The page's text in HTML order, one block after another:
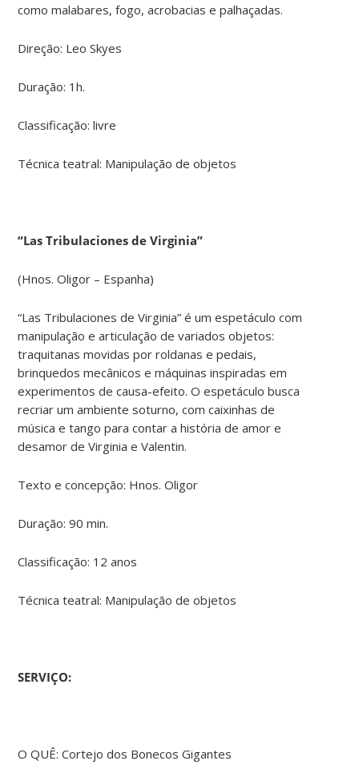
como malabares, fogo, acrobacias e palhaçadas.
Direção: Leo Skyes
Duração: 1h.
Classificação: livre
Técnica teatral: Manipulação de objetos
“Las Tribulaciones de Virginia”
(Hnos. Oligor – Espanha)
“Las Tribulaciones de Virginia” é um espetáculo com
manipulação e articulação de variados objetos:
traquitanas movidas por roldanas e pedais,
brinquedos mecânicos e máquinas inspiradas em
experimentos de causa-efeito. O espetáculo busca
recriar um ambiente soturno, com caixinhas de
música e tango para contar a história de amor e
desamor de Virginia e Valentin.
Texto e concepção: Hnos. Oligor
Duração: 90 min.
Classificação: 12 anos
Técnica teatral: Manipulação de objetos
SERVIÇO:
O QUÊ: Cortejo dos Bonecos Gigantes